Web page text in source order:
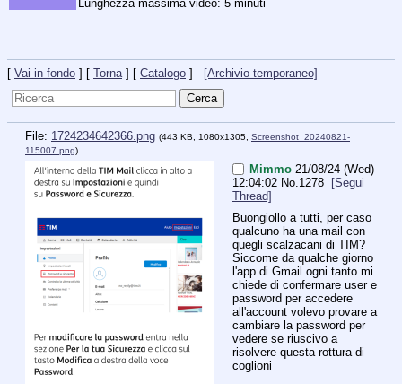
Lunghezza massima video: 5 minuti
[ Vai in fondo ] [ Torna ] [ Catalogo ] [Archivio temporaneo] —
File: 1724234642366.png (443 KB, 1080x1305, Screenshot_20240821-
115007.png)
Mimmo 21/08/24 (Wed)
12:04:02 No. 1278 [Segui
Thread]
Buongiollo a tutti, per caso
qualcuno ha una mail con
quegli scalzacani di TIM?
Siccome da qualche giorno
l'app di Gmail ogni tanto mi
chiede di confermare user e
password per accedere
all'account volevo provare a
cambiare la password per
vedere se riuscivo a
risolvere questa rottura di
coglioni